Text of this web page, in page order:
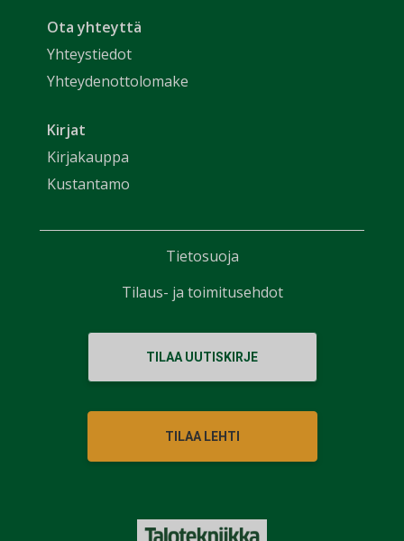
Ota yhteyttä
Yhteystiedot
Yhteydenottolomake
Kirjat
Kirjakauppa
Kustantamo
TILAA UUTISKIRJE
TILAA LEHTI
Tietosuoja
Tilaus- ja toimitusehdot